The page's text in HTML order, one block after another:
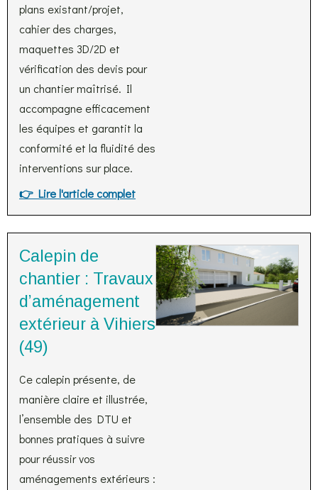
plans existant/projet,
cahier des charges,
maquettes 3D/2D et
vérification des devis pour
un chantier maîtrisé. Il
accompagne efficacement
les équipes et garantit la
conformité et la fluidité des
interventions sur place.
👉 Lire l'article complet
Calepin de
chantier : Travaux
d’aménagement
extérieur à Vihiers
(49)
Ce calepin présente, de
manière claire et illustrée,
l’ensemble des DTU et
bonnes pratiques à suivre
pour réussir vos
aménagements extérieurs :